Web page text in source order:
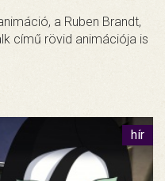
a Ruben Brandt,
című rövid animációja is
hír